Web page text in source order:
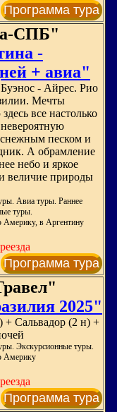
Программа тура
СПБ"
-
+ авиа"
- Айрес. Рио
Мечты
все настолько
невероятную
песком и
А обрамление
небо и яркое
величие природы
Авиа туры. Раннее
туры.
в Аргентину
Программа тура
2025"
Сальвадор (2 н) +
Экскурсионные туры.
Америку
Программа тура